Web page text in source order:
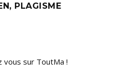
PLAGISME
vous sur ToutMa !